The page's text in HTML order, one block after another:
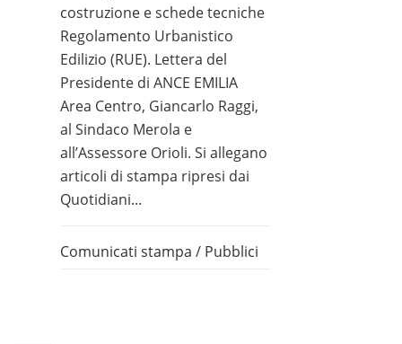
costruzione e schede tecniche
Regolamento Urbanistico
Edilizio (RUE). Lettera del
Presidente di ANCE EMILIA
Area Centro, Giancarlo Raggi,
al Sindaco Merola e
all’Assessore Orioli. Si allegano
articoli di stampa ripresi dai
Quotidiani...
Comunicati stampa / Pubblici